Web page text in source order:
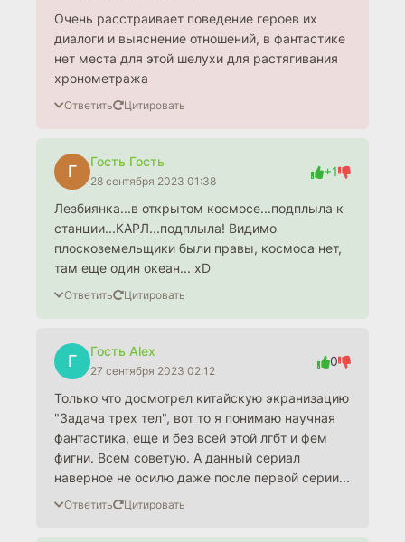
Очень расстраивает поведение героев их
диалоги и выяснение отношений, в фантастике
нет места для этой шелухи для растягивания
хронометража
Ответить Цитировать
Г
Гость Гость
28 сентября 2023 01:38
+1
Лезбиянка...в открытом космосе...подплыла к
станции...КАРЛ...подплыла! Видимо
плоскоземельщики были правы, космоса нет,
там еще один океан... xD
Ответить Цитировать
Г
Гость Alex
27 сентября 2023 02:12
0
Только что досмотрел китайскую экранизацию
"Задача трех тел", вот то я понимаю научная
фантастика, еще и без всей этой лгбт и фем
фигни. Всем советую. А данный сериал
наверное не осилю даже после первой серии...
Ответить Цитировать